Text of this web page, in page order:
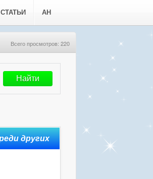
СТАТЬИ АН
Всего просмотров: 220